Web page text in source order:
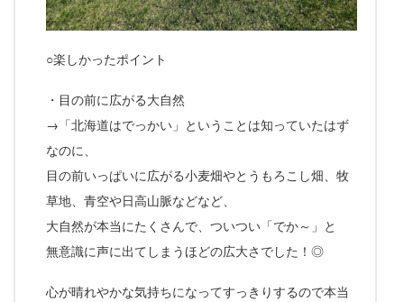
○楽しかったポイント
・目の前に広がる大自然
→「北海道はでっかい」ということは知っていたはず
なのに、
目の前いっぱいに広がる小麦畑やとうもろこし畑、牧
草地、青空や日高山脈などなど、
大自然が本当にたくさんで、ついつい「でか～」と
無意識に声に出てしまうほどの広大さでした！◎
心が晴れやかな気持ちになってすっきりするので本当